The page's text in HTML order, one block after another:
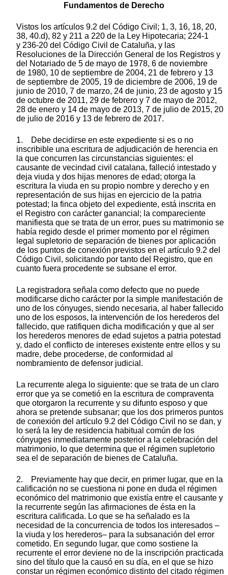
Fundamentos de Derecho
Vistos los artículos 9.2 del Código Civil; 1, 3, 16, 18, 20,
38, 40.d), 82 y 211 a 220 de la Ley Hipotecaria; 224-1
y 236-20 del Código Civil de Cataluña, y las
Resoluciones de la Dirección General de los Registros y
del Notariado de 5 de mayo de 1978, 6 de noviembre
de 1980, 10 de septiembre de 2004, 21 de febrero y 13
de septiembre de 2005, 19 de diciembre de 2006, 19 de
junio de 2010, 7 de marzo, 24 de junio, 23 de agosto y 15
de octubre de 2011, 29 de febrero y 7 de mayo de 2012,
28 de enero y 14 de mayo de 2013, 7 de julio de 2015, 20
de julio de 2016 y 13 de febrero de 2017.
1. Debe decidirse en este expediente si es o no
inscribible una escritura de adjudicación de herencia en
la que concurren las circunstancias siguientes: el
causante de vecindad civil catalana, falleció intestado y
deja viuda y dos hijas menores de edad; otorga la
escritura la viuda en su propio nombre y derecho y en
representación de sus hijas en ejercicio de la patria
potestad; la finca objeto del expediente, está inscrita en
el Registro con carácter ganancial; la compareciente
manifiesta que se trata de un error, pues su matrimonio se
había regido desde el primer momento por el régimen
legal supletorio de separación de bienes por aplicación
de los puntos de conexión previstos en el artículo 9.2 del
Código Civil, solicitando por tanto del Registro, que en
cuanto fuera procedente se subsane el error.
La registradora señala como defecto que no puede
modificarse dicho carácter por la simple manifestación de
uno de los cónyuges, siendo necesaria, al haber fallecido
uno de los esposos, la intervención de los herederos del
fallecido, que ratifiquen dicha modificación y que al ser
los herederos menores de edad sujetos a patria potestad
y, dado el conflicto de intereses existente entre ellos y su
madre, debe procederse, de conformidad al
nombramiento de defensor judicial.
La recurrente alega lo siguiente: que se trata de un claro
error que ya se cometió en la escritura de compraventa
que otorgaron la recurrente y su difunto esposo y que
ahora se pretende subsanar; que los dos primeros puntos
de conexión del artículo 9.2 del Código Civil no se dan, y
lo será la ley de residencia habitual común de los
cónyuges inmediatamente posterior a la celebración del
matrimonio, lo que determina que el régimen supletorio
sea el de separación de bienes de Cataluña.
2. Previamente hay que decir, en primer lugar, que en la
calificación no se cuestiona ni pone en duda el régimen
económico del matrimonio que existía entre el causante y
la recurrente según las afirmaciones de ésta en la
escritura calificada. Lo que se ha señalado es la
necesidad de la concurrencia de todos los interesados –
la viuda y los herederos– para la subsanación del error
cometido. En segundo lugar, que como sostiene la
recurrente el error deviene no de la inscripción practicada
sino del título que la causó en su día, en el que se hizo
constar un régimen económico distinto del citado régimen